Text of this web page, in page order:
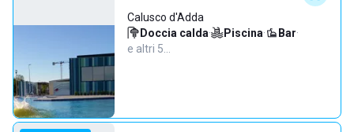
Calusco d'Adda
Doccia calda· Piscina· Bar·
e altri 5…